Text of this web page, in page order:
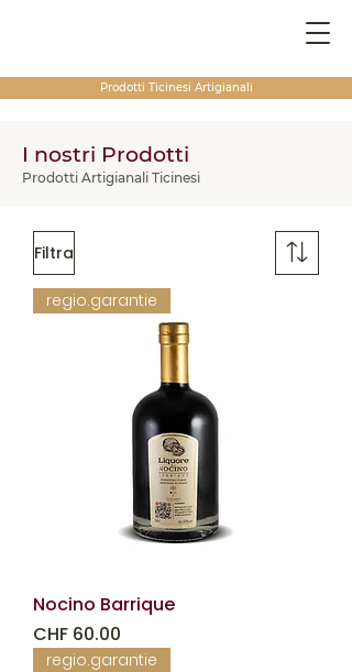
Prodotti Ticinesi Artigianali
I nostri Prodotti
Prodotti Artigianali Ticinesi
Filtra
regio.garantie
Nocino Barrique
Prezzo
CHF 60.00
regio.garantie